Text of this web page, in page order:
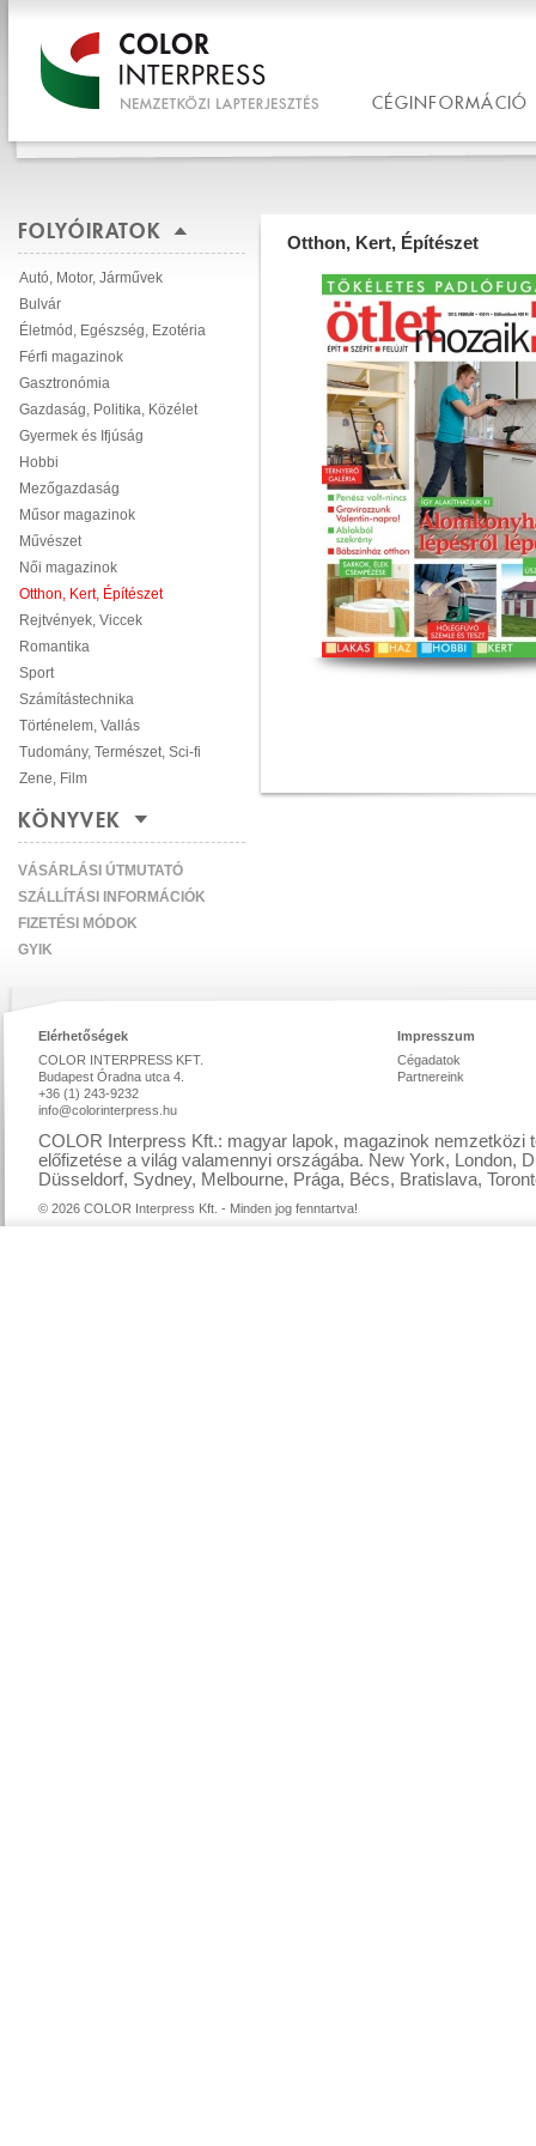
CÉGINFORMÁCIÓ
FOLYÓIRATOK
Autó, Motor, Járművek
Bulvár
Életmód, Egészség, Ezotéria
Férfi magazinok
Gasztronómia
Gazdaság, Politika, Közélet
Gyermek és Ifjúság
Hobbi
Mezőgazdaság
Műsor magazinok
Művészet
Női magazinok
Otthon, Kert, Építészet
Rejtvények, Viccek
Romantika
Sport
Számítástechnika
Történelem, Vallás
Tudomány, Természet, Sci-fi
Zene, Film
KÖNYVEK
VÁSÁRLÁSI ÚTMUTATÓ
SZÁLLÍTÁSI INFORMÁCIÓK
FIZETÉSI MÓDOK
GYIK
Otthon, Kert, Építészet
Elérhetőségek
COLOR INTERPRESS KFT.
Budapest Óradna utca 4.
+36 (1) 243-9232
info@colorinterpress.hu
Impresszum
Cégadatok
Partnereink
COLOR Interpress Kft.: magyar lapok, magazinok nemzetközi
előfizetése a világ valamennyi országába. New York, London,
Düsseldorf, Sydney, Melbourne, Prága, Bécs, Bratislava,
© 2026 COLOR Interpress Kft. - Minden jog fenntartva!